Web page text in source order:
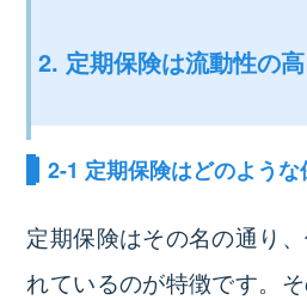
2. 定期保険は流動性の
2-1 定期保険はどのよう
定期保険はその名の通り
れているのが特徴です。